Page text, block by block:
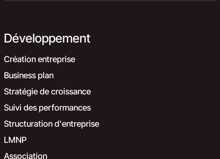
Développement
Création entreprise
Business plan
Stratégie de croissance
Suivi des performances
Structuration d'entreprise
LMNP
Association